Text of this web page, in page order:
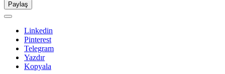
Paylaş
Linkedin
Pinterest
Telegram
Yazdır
Kopyala